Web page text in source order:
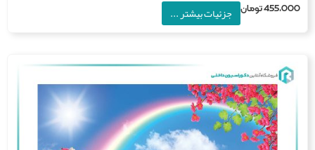
تومان جزئیات بیشتر ...